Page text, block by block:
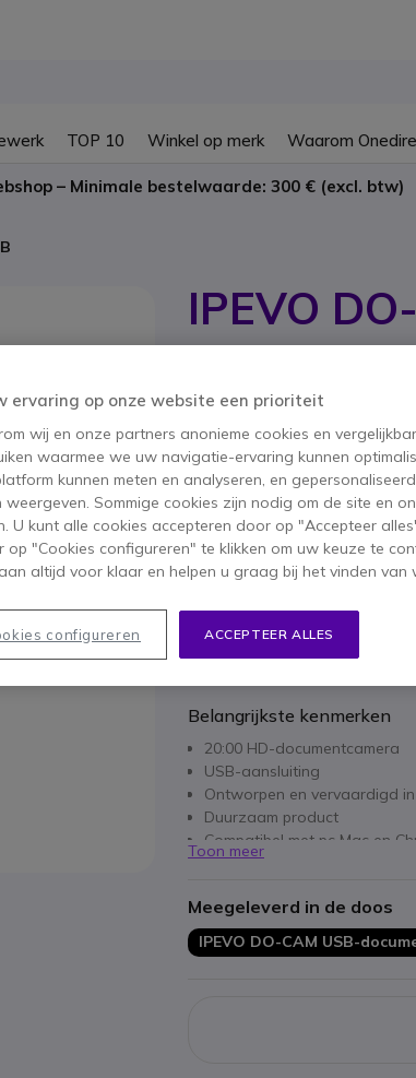
TOP 10 Winkel op merk Waarom
– Minimale bestelwaarde: 300 € (excl. btw)
IPEVO
SKU IPDOCAM // Referentie
8 MP draadloze
delen van documenten
BESPAAR 34,00 €
115,45 €
81,95 € ex. BTW- 99,16 €
Aantal
IN
Belangrijkste kenmerken
20:00 HD-documentcamera
USB-aansluiting
Ontworpen en vervaardigd
Duurzaam product
Compatibel met pc
Toon meer
Meegeleverd in de doos
IPEVO DO-CAM USB-
ervaring op onze website een prioriteit
wij en onze partners anonieme cookies en
waarmee we uw navigatie-ervaring kunnen
kunnen meten en analyseren, en
weergeven. Sommige cookies zijn nodig om de site en
U kunt alle cookies accepteren door op "Accepteer
"Cookies configureren" te klikken om uw keuze te
altijd voor klaar en helpen u graag bij het vinden van
ACCEPTEER ALLES
configureren